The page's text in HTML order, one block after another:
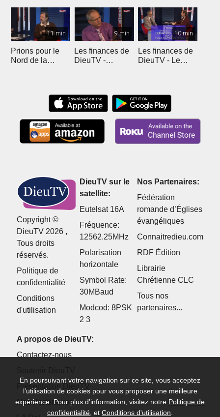
11 min
Prions pour le
Nord de la
9 min
Les finances de
DieuTV -
10 min
Les finances de
DieuTV - Le
Copyright ©
DieuTV 2026 ,
Tous droits
réservés.
Politique de
confidentialité
Conditions
d'utilisation
DieuTV sur le
satellite:
Eutelsat 16A
Fréquence:
12562.25MHz
Polarisation
horizontale
Symbol Rate:
30MBaud
Modcod: 8PSK
2 3
Nos Partenaires:
Fédération
romande d’Églises
évangéliques
Connaitredieu.com
RDF Édition
Librairie
Chrétienne CLC
Tous nos
partenaires...
A propos de DieuTV:
Contactez-nous
Présentation DieuTV
Nos Partenaires
En poursuivant votre navigation sur ce site, vous acceptez
l’utilisation de cookies pour vous proposer une meilleure
expérience. Pour plus d’information, visitez notre Politique de
confidentialité , et Conditions d'utilisation